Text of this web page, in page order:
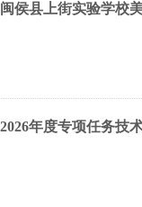
闽侯县上街实验学校
2026年度专项任务技